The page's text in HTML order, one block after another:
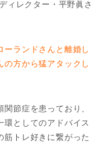
ィレクター・平野眞さ
ーランドさんと離婚し
の方から猛アタックし
節症を患っており、
環としてのアドバイス
筋トレ好きに繋がった